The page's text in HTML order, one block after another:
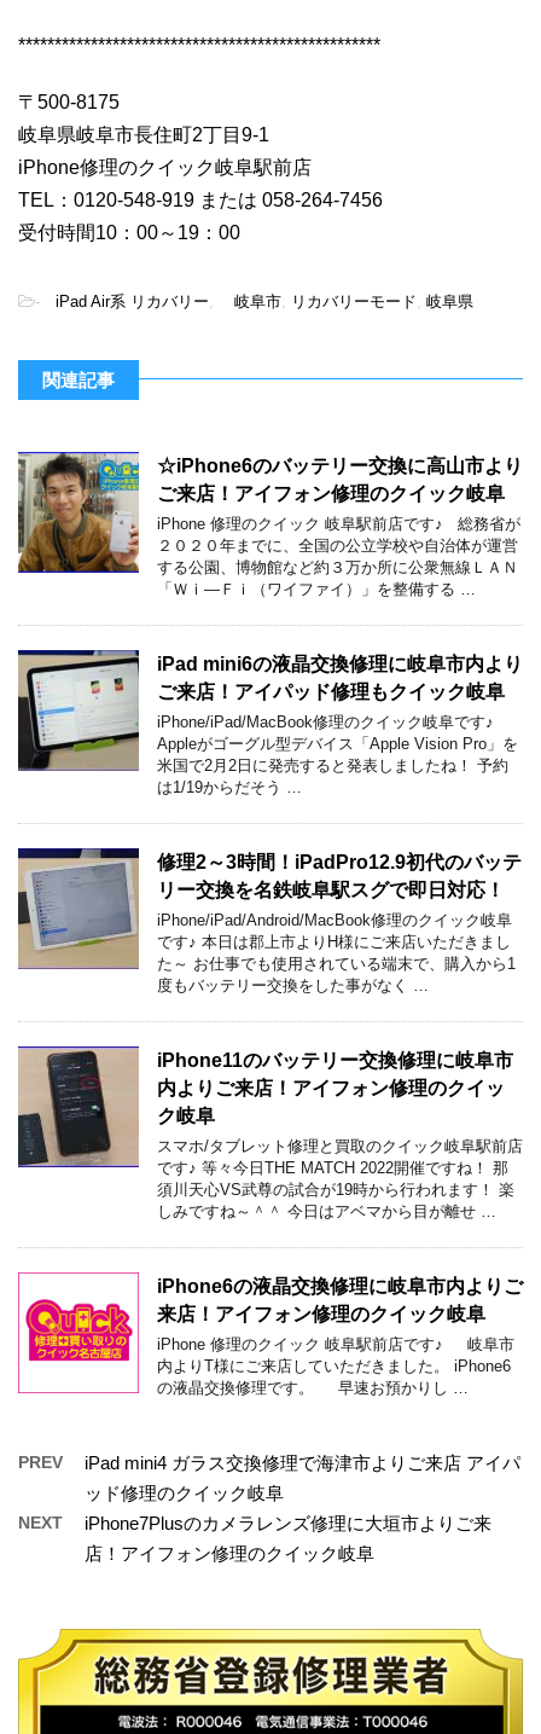
**************************************************
〒500-8175
岐阜県岐阜市長住町2丁目9-1
iPhone修理のクイック岐阜駅前店
TEL：0120-548-919 または 058-264-7456
受付時間10：00～19：00
- iPad Air系 リカバリー 岐阜市 リカバリーモード 岐阜県
関連記事
☆iPhone6のバッテリー交換に高山市より
ご来店！アイフォン修理のクイック岐阜
iPhone 修理のクイック 岐阜駅前店です♪ 総務省が
２０２０年までに、全国の公立学校や自治体が運営
する公園、博物館など約３万か所に公衆無線ＬＡＮ
「Ｗｉ―Ｆｉ（ワイファイ）」を整備する …
iPad mini6の液晶交換修理に岐阜市内より
ご来店！アイパッド修理もクイック岐阜
iPhone/iPad/MacBook修理のクイック岐阜です♪
Appleがゴーグル型デバイス「Apple Vision Pro」を
米国で2月2日に発売すると発表しましたね！ 予約
は1/19からだそう …
修理2～3時間！iPadPro12.9初代のバッテ
リー交換を名鉄岐阜駅スグで即日対応！
iPhone/iPad/Android/MacBook修理のクイック岐阜
です♪ 本日は郡上市よりH様にご来店いただきまし
た～ お仕事でも使用されている端末で、購入から1
度もバッテリー交換をした事がなく …
iPhone11のバッテリー交換修理に岐阜市
内よりご来店！アイフォン修理のクイッ
ク岐阜
スマホ/タブレット修理と買取のクイック岐阜駅前店
です♪ 等々今日THE MATCH 2022開催ですね！ 那
須川天心VS武尊の試合が19時から行われます！ 楽
しみですね～＾＾ 今日はアベマから目が離せ …
iPhone6の液晶交換修理に岐阜市内よりご
来店！アイフォン修理のクイック岐阜
iPhone 修理のクイック 岐阜駅前店です♪ 岐阜市
内よりT様にご来店していただきました。 iPhone6
の液晶交換修理です。 早速お預かりし …
PREV
iPad mini4 ガラス交換修理で海津市よりご来店 アイパ
ッド修理のクイック岐阜
NEXT
iPhone7Plusのカメラレンズ修理に大垣市よりご来
店！アイフォン修理のクイック岐阜